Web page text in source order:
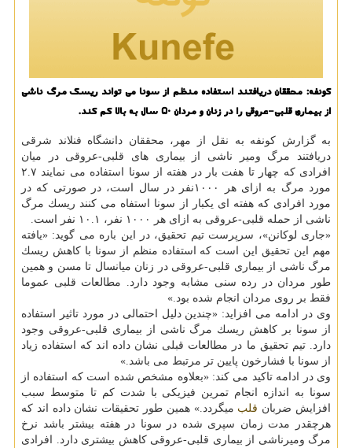
كونفه: محققان دریافتند استفاده منظم از سونا می تواند ریسك مرگ ناشی
از بیماری قلبی-عروقی را در زنان و مردان ۵۰ سال به بالا كم كند.
به گزارش كونفه به نقل از مهر، محققان دانشگاه فنلاند شرقی
دریافتند مرگ ومیر ناشی از بیماری های قلبی-عروقی در میان
افرادی كه چهار تا هفت بار در هفته از سونا استفاده می نمایند ۲.۷
مورد مرگ به ازای هر ۱۰۰۰نفر در سال است، در صورتی كه در
مورد افرادی كه هفته ای یكبار از سونا استفاه می كنند ریسك مرگ
ناشی از حمله قلبی-عروقی به ازای هر ۱۰۰۰ نفر، ۱۰.۱ نفر است.
«جاری لوكانن»، سرپرست تیم تحقیق، در این باره می گوید: «یافته
مهم این تحقیق این است كه استفاده منظم از سونا با كاهش ریسك
مرگ ناشی از بیماری قلبی-عروقی در زنان میانسال تا مسن و همین
طور مردان در رده سنی مشابه وجود دارد. مطالعات قلبی عموما
فقط بر روی مردان انجام شده بود.»
وی در ادامه می افزاید: «چندین دلیل احتمالی در مورد تاثیر استفاده
از سونا بر كاهش ریسك مرگ ناشی از بیماری قلبی-عروقی وجود
دارد. تیم تحقیق ما در مطالعات قبلی نشان داده اند كه استفاده زیاد
از سونا با فشارخون پایین تر مرتبط می باشد.»
وی در ادامه تاكید می كند: «بعلاوه مشخص شده است كه استفاده از
سونا به اندازه انجام تمرین فیزیكی با شدت كم تا متوسط سبب
افزایش ضربان قلب میگردد.» همین طور تحقیقات نشان داده اند كه
هرچقدر مدت زمان سپری شده در سونا در هفته بیشتر باشد نرخ
مرگ ومیرناشی از بیماری قلبی-عروقی كاهش بیشتری دارد. افرادی